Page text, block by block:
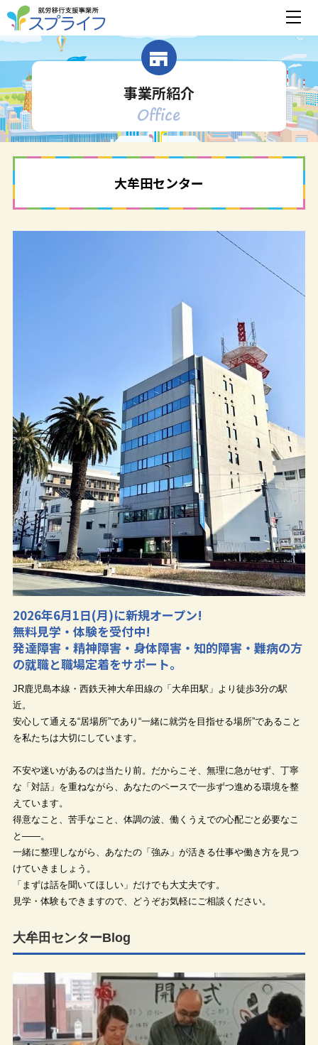
事業所紹介
大牟田センター
2026年6月1日(月)に新規オープン!
無料見学・体験を受付中!
発達障害・精神障害・身体障害・知的障害・難病の方
の就職と職場定着をサポート。
JR鹿児島本線・西鉄天神大牟田線の「大牟田駅」より徒歩3分の駅
近。
安心して通える“居場所”であり“一緒に就労を目指せる場所”であること
を私たちは大切にしています。
不安や迷いがあるのは当たり前。だからこそ、無理に急がせず、丁寧
な「対話」を重ねながら、あなたのペースで一歩ずつ進める環境を整
えています。
得意なこと、苦手なこと、体調の波、働くうえでの心配ごと必要なこ
と——。
一緒に整理しながら、あなたの「強み」が活きる仕事や働き方を見つ
けていきましょう。
「まずは話を聞いてほしい」だけでも大丈夫です。
見学・体験もできますので、どうぞお気軽にご相談ください。
大牟田センターBlog